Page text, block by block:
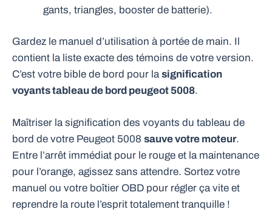
gants, triangles, booster de batterie).
Gardez le manuel d’utilisation à portée de main. Il
contient la liste exacte des témoins de votre version.
C’est votre bible de bord pour lasignification
voyants tableau de bord peugeot 5008.
Maîtriser la signification des voyants du tableau de
bord de votre Peugeot 5008 sauve votre moteur.
Entre l’arrêt immédiat pour le rouge et la maintenance
pour l’orange, agissez sans attendre. Sortez votre
manuel ou votre boîtier OBD pour régler ça vite et
reprendre la route l’esprit totalement tranquille !